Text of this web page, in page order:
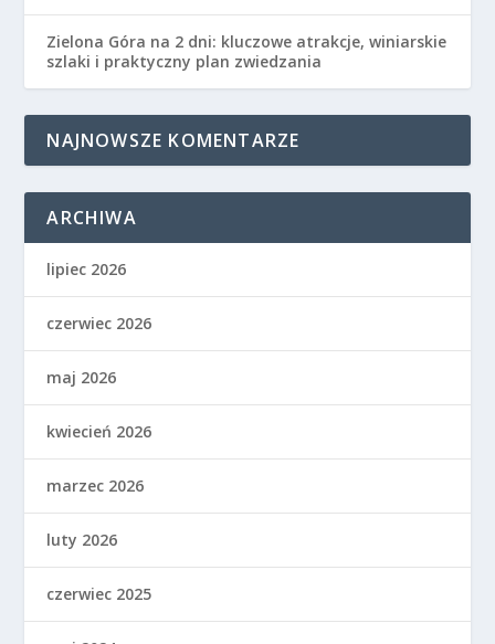
Zielona Góra na 2 dni: kluczowe atrakcje, winiarskie
szlaki i praktyczny plan zwiedzania
NAJNOWSZE KOMENTARZE
ARCHIWA
lipiec 2026
czerwiec 2026
maj 2026
kwiecień 2026
marzec 2026
luty 2026
czerwiec 2025